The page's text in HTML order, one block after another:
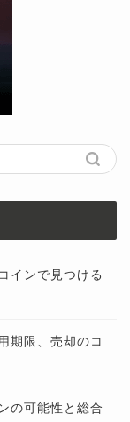
インで見つける
期限、売却のコ
の可能性と総合